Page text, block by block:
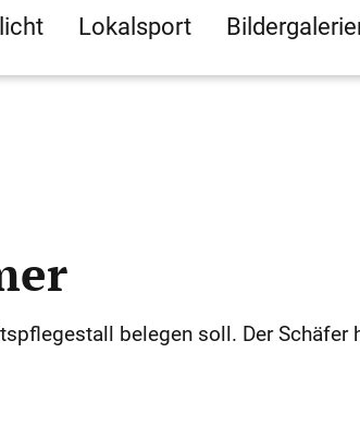
Lokalsport
belegen soll. Der